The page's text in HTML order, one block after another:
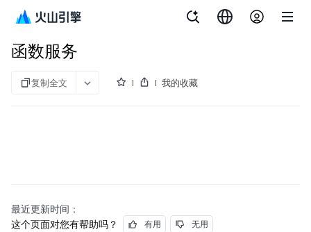
函数服务
函数服务
复制全文 我的收藏
最近更新时间：
这个页面对您有帮助吗？
有用 无用